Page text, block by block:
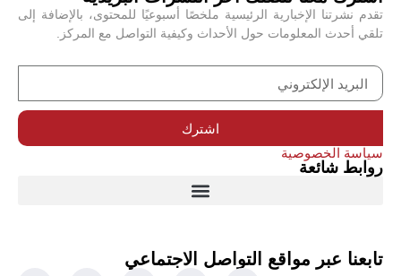
تقدم نشرتنا الإخبارية الرئيسية ملخصًا أسبوعيًا للمحتوى، بالإضافة إلى
تلقي أحدث المعلومات حول الأحداث وكيفية التواصل مع المركز.
اشترك
سياسة الخصوصية
روابط شائعة
تابعنا عبر مواقع التواصل الاجتماعي